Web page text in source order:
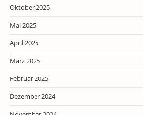
Oktober 2025
Mai 2025
April 2025
März 2025
Februar 2025
Dezember 2024